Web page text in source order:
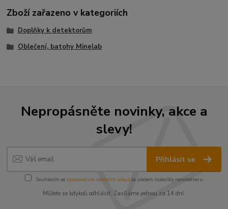
Zboží zařazeno v kategoriích
Doplňky k detektorům
Oblečení, batohy Minelab
Nepropásněte novinky, akce a
slevy!
Přihlásit se
Souhlasím se zpracováním osobních údajůza účelem rozesílky newsletteru.
Můžete se kdykoli odhlásit. Zasíláme jednou za 14 dní.